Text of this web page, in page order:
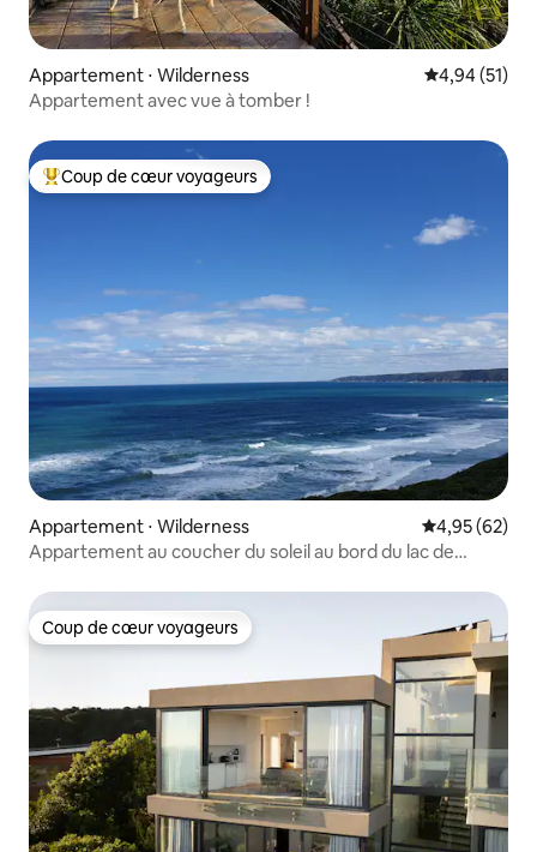
Appartement ⋅ Wilderness Évaluation
4,94 (51)
Appartement avec vue à tomber !
Coups de cœur voyageurs les plus appréciés
Coup de cœur voyageurs
Appartement ⋅ Wilderness Évaluation
4,95 (62)
Appartement au coucher du soleil au bord du lac de
Coup de cœur voyageurs
Coup de cœur voyageurs